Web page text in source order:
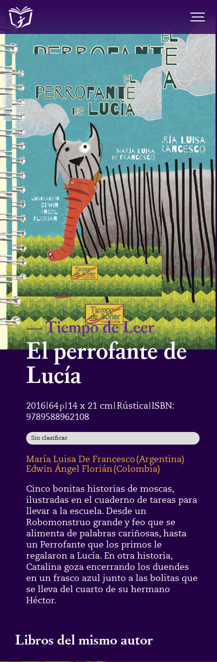
—Tiempo de Leer
El perrofante de
Lucía
2016 64p 14 x 21 cm Rústica ISBN:
9789588962108
Sin clasificar
María Luisa De Francesco(Argentina)
Edwin Ángel Florián (Colombia)
Cinco bonitas historias de moscas,
ilustradas en el cuaderno de tareas para
llevar a la escuela. Desde un
Robomonstruo grande y feo que se
alimenta de palabras cariñosas, hasta
un Perrofante que los primos le
regalaron a Lucía. En otra historia,
Catalina goza encerrando los duendes
en un frasco azul junto a las bolitas que
se lleva del cuarto de su hermano
Héctor.
Libros del mismo autor